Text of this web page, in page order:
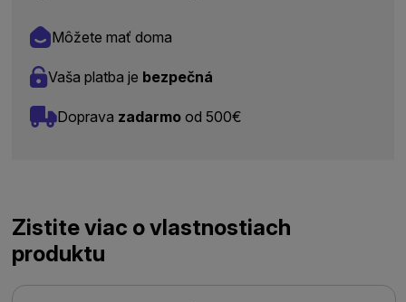
Môžete mať doma
Vaša platba je bezpečná
Doprava zadarmo od 500€
Zistite viac o vlastnostiach
produktu